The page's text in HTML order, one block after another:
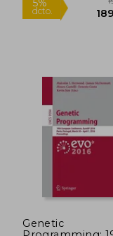
Genetic